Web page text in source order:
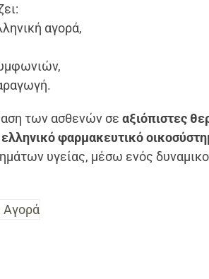
αγορά,
των ασθενών σε αξιόπιστες
ελληνικό φαρμακευτικό
υγείας, μέσω ενός
Αγορά